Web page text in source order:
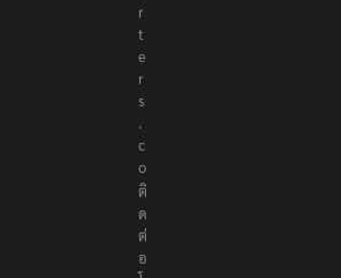
o
r
t
e
r
s
.
c
o
ติ
ด
ต่